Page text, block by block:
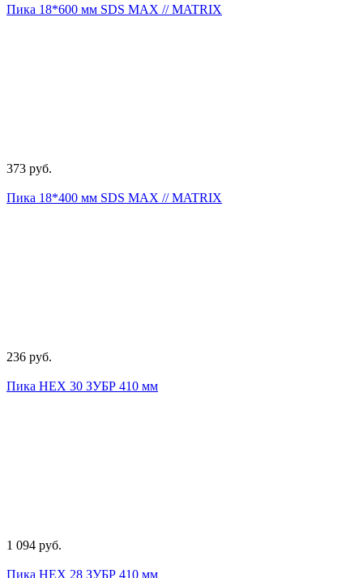
Пика 18*600 мм SDS MAX // MATRIX
373 руб.
Пика 18*400 мм SDS MAX // MATRIX
236 руб.
Пика НЕХ 30 ЗУБР 410 мм
1 094 руб.
Пика НЕХ 28 ЗУБР 410 мм